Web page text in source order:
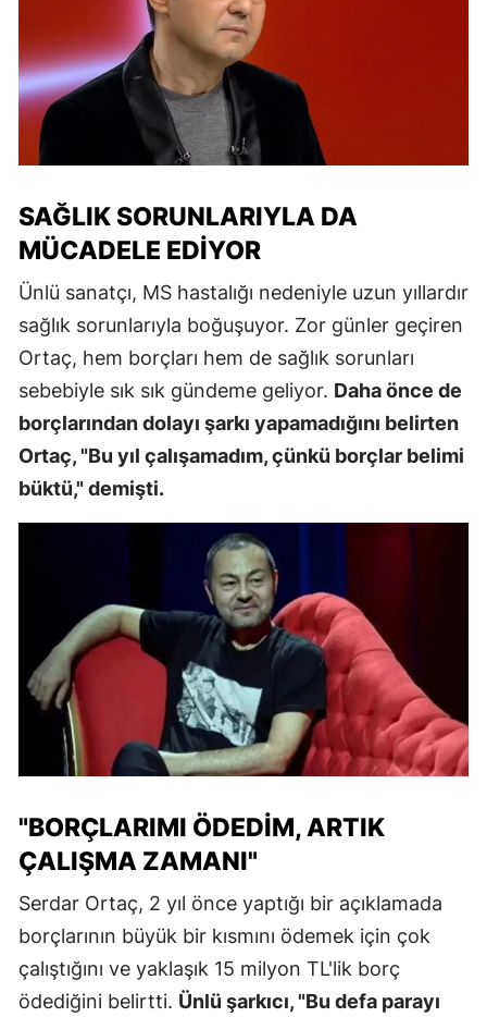
SAĞLIK SORUNLARIYLA DA
MÜCADELE EDIYOR
Ünlü sanatçı, MS hastalığı nedeniyle uzun yıllardır
sağlık sorunlarıyla boğuşuyor. Zor günler geçiren
Ortaç, hem borçları hem de sağlık sorunları
sebebiyle sık sık gündeme geliyor. Daha önce de
borçlarından dolayı şarkı yapamadığını belirten
Ortaç, "Bu yıl çalışamadım, çünkü borçlar belimi
büktü," demişti.
"BORÇLARIMI ÖDEDIM, ARTIK
ÇALIŞMA ZAMANI"
Serdar Ortaç, 2 yıl önce yaptığı bir açıklamada
borçlarının büyük bir kısmını ödemek için çok
çalıştığını ve yaklaşık 15 milyon TL'lik borç
ödediğini belirtti. Ünlü şarkıcı, "Bu defa parayı